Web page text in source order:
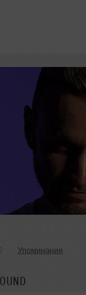
Упоминания